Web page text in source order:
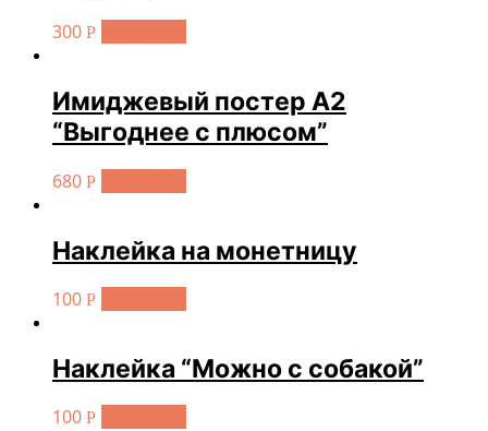
300 Р
Имиджевый постер А2
“Выгоднее с плюсом”
680 Р
Наклейка на монетницу
100 Р
Наклейка “Можно с собакой”
100 Р